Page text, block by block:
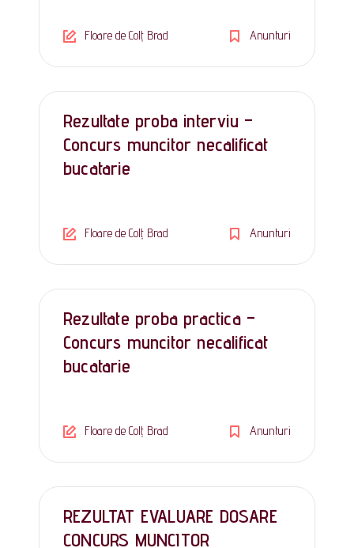
Floare de Colț Brad Anunturi
Rezultate proba interviu –
Concurs muncitor necalificat
bucatarie
Floare de Colț Brad Anunturi
Rezultate proba practica –
Concurs muncitor necalificat
bucatarie
Floare de Colț Brad Anunturi
REZULTAT EVALUARE DOSARE
CONCURS MUNCITOR